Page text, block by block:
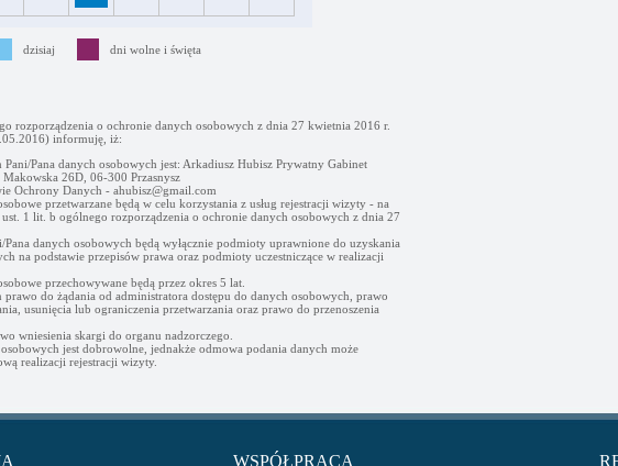
dzisiaj dni wolne i święta
rozporządzenia o ochronie danych osobowych z dnia 27 kwietnia 2016 r.
informuję, iż:
Pani/Pana danych osobowych jest: Arkadiusz Hubisz Prywatny Gabinet
26D, 06-300 Przasnysz
Ochrony Danych - ahubisz@gmail.com
przetwarzane będą w celu korzystania z usług rejestracji wizyty - na
1 lit. b ogólnego rozporządzenia o ochronie danych osobowych z dnia 27
Pana danych osobowych będą wyłącznie podmioty uprawnione do uzyskania
na podstawie przepisów prawa oraz podmioty uczestniczące w realizacji
przechowywane będą przez okres 5 lat.
prawo do żądania od administratora dostępu do danych osobowych, prawo
usunięcia lub ograniczenia przetwarzania oraz prawo do przenoszenia
wniesienia skargi do organu nadzorczego.
jest dobrowolne, jednakże odmowa podania danych może
realizacji rejestracji wizyty.
WSPÓŁPRACA